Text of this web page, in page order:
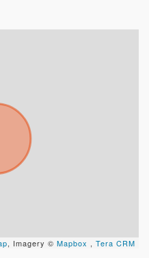
, Imagery © Mapbox , Tera CRM